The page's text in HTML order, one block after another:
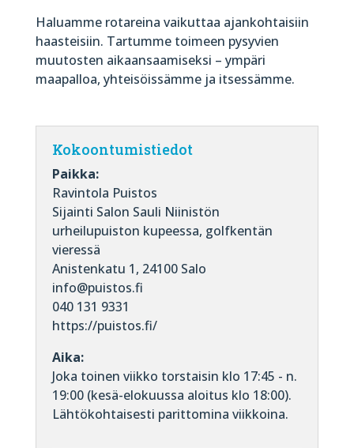
Haluamme rotareina vaikuttaa ajankohtaisiin
haasteisiin. Tartumme toimeen pysyvien
muutosten aikaansaamiseksi – ympäri
maapalloa, yhteisöissämme ja itsessämme.
Kokoontumistiedot
Paikka:
Ravintola Puistos
Sijainti Salon Sauli Niinistön
urheilupuiston kupeessa, golfkentän
vieressä
Anistenkatu 1, 24100 Salo
info@puistos.fi
040 131 9331
https://puistos.fi/
Aika:
Joka toinen viikko torstaisin klo 17:45 - n.
19:00 (kesä-elokuussa aloitus klo 18:00).
Lähtökohtaisesti parittomina viikkoina.